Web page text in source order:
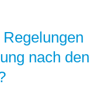
nach den